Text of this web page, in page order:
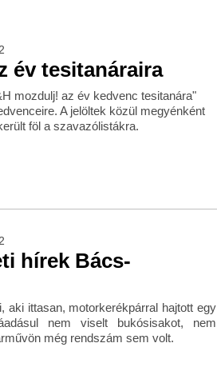
év tesitanáraira
mozdulj! az év kedvenc tesitanára"
A jelöltek közül megyénként
föl a szavazólistákra.
hírek Bács-
aki ittasan, motorkerékpárral hajtott egy
nem viselt bukósisakot, nem
még rendszám sem volt.